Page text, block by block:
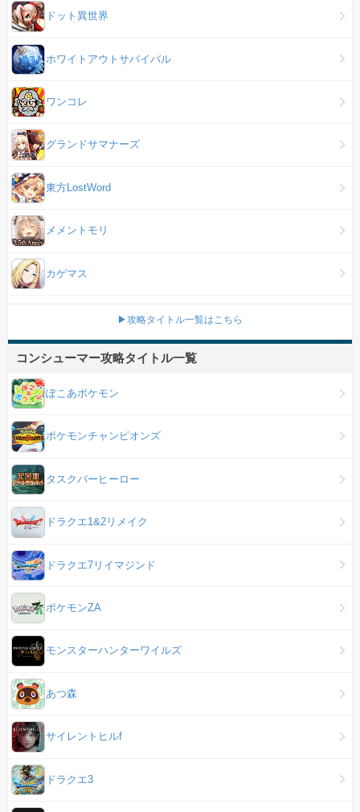
ドット異世界
ホワイトアウトサバイバル
ワンコレ
グランドサマナーズ
東方LostWord
メメントモリ
カゲマス
▶攻略タイトル一覧はこちら
コンシューマー攻略タイトル一覧
ぽこあポケモン
ポケモンチャンピオンズ
タスクバーヒーロー
ドラクエ1&2リメイク
ドラクエ7リイマジンド
ポケモンZA
モンスターハンターワイルズ
あつ森
サイレントヒルf
ドラクエ3